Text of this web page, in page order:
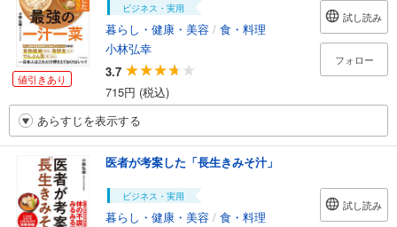
値引きあり
ビジネス・実用
暮らし・健康・美容 / 食・料理
小林弘幸
3.7
715円 (税込)
試し読み
フォロー
あらすじを表示する
医者が考案した「長生きみそ汁」
ビジネス・実用
暮らし・健康・美容 / 食・料理
試し読み